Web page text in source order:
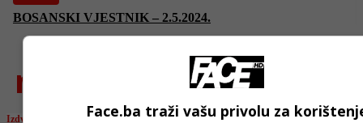
BOSANSKI VJESTNIK – 2.5.2024.
najnovije
Izdvojeno
Face.ba traži vašu privolu za